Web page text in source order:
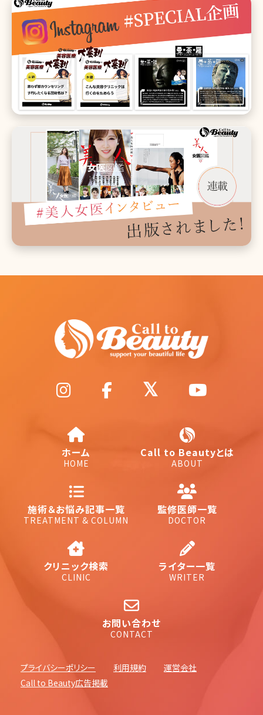
ホーム
HOME
Call to Beautyとは
ABOUT
施術＆お悩み記事一覧
TREATMENT & COLUMN
監修医師一覧
DOCTOR
クリニック検索
CLINIC
ライター一覧
WRITER
お問い合わせ
CONTACT
プライバシーポリシー 利用規約
運営会社
Call to Beauty広告掲載